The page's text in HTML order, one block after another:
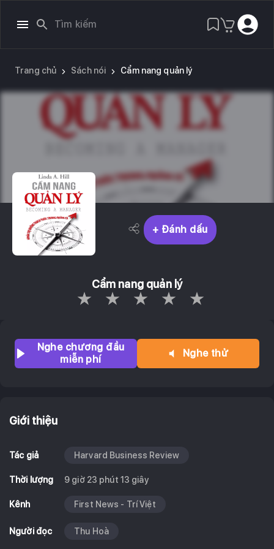
Trang chủ Sách nói Cẩm nang quản lý
+ Đánh dấu
Cẩm nang quản lý
Nghe chương đầu
miễn phí
Nghe thử
Giới thiệu
Tác giả Harvard Business Review
Thời lượng 9 giờ 23 phút 13 giây
Kênh First News - Trí Việt
Người đọc Thu Hoà